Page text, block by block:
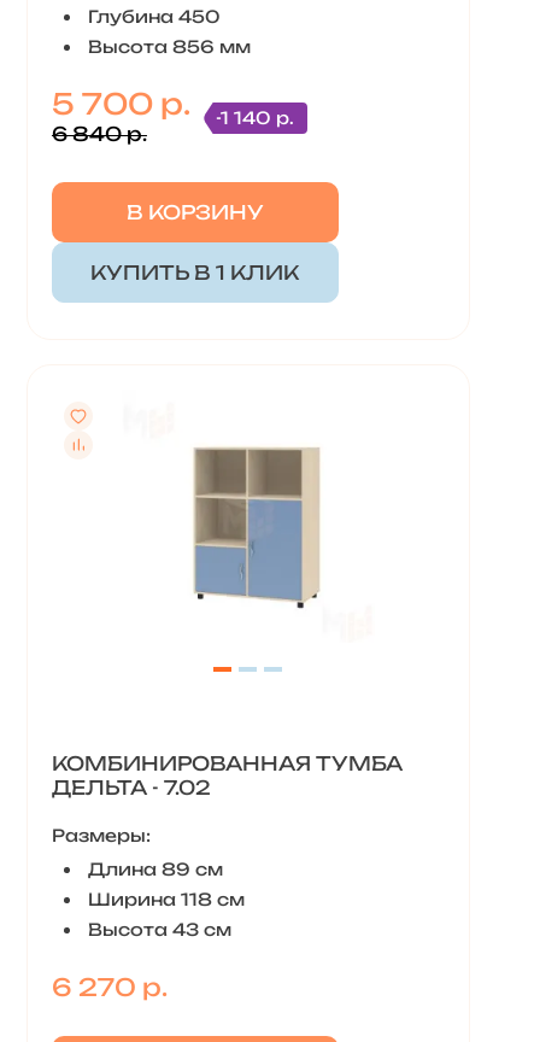
Глубина 450
Высота 856 мм
5 700 р.
6 840 р.
-1 140 р.
В КОРЗИНУ
КУПИТЬ В 1 КЛИК
КОМБИНИРОВАННАЯ ТУМБА
ДЕЛЬТА - 7.02
Размеры:
Длина 89 см
Ширина 118 см
Высота 43 см
6 270 р.